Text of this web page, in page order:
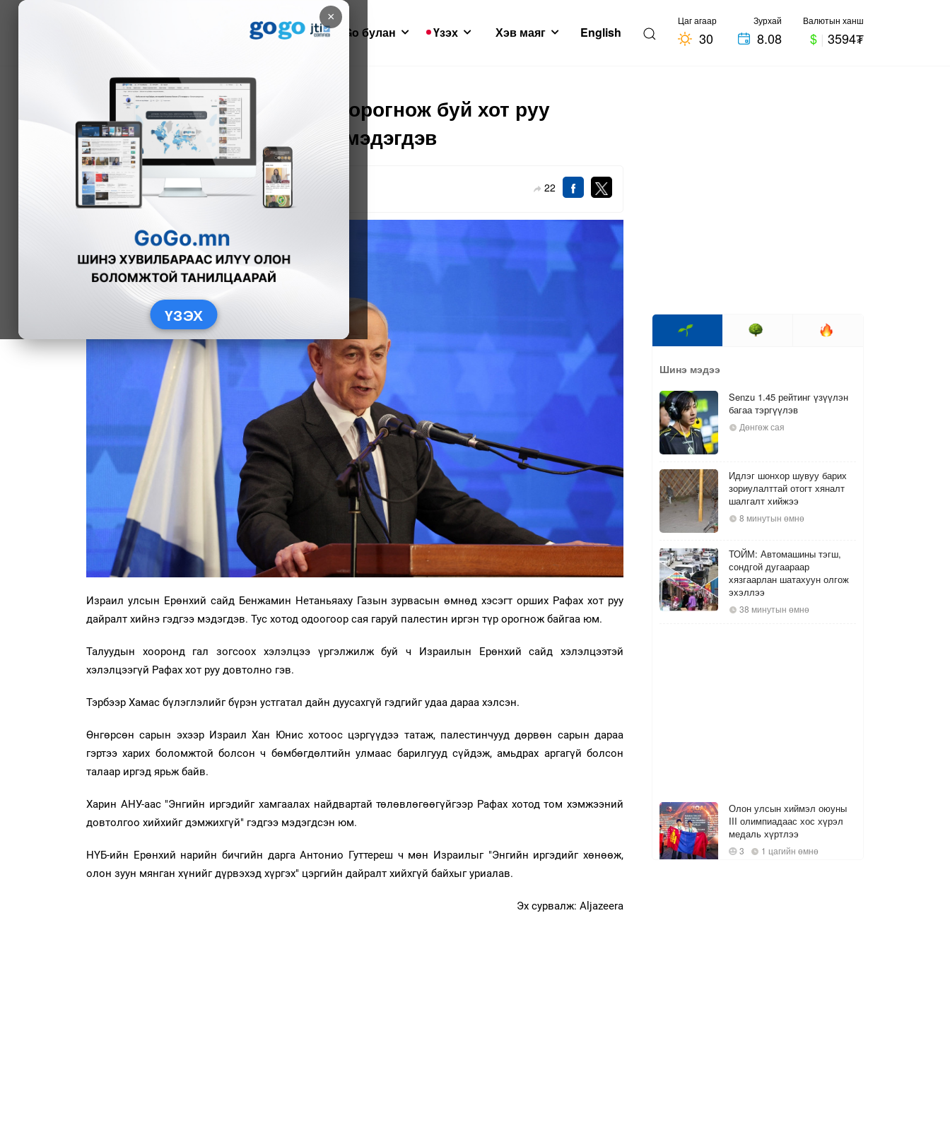
×
ҮЗЭХ
Мэдээ GoGo булан Үзэх Хэв маяг English
Цаг агаар
30
Зурхай
8.08
Валютын ханш
$ | 3594₮
Сая гаруй палестин иргэн орогнож буй хот руу
дайрахаа Израилын сайд мэдэгдэв
А.Номин Дэлхийд 2024-05-01 22
Израил улсын Ерөнхий сайд Бенжамин Нетаньяаху Газын зурвасын өмнөд хэсэгт орших Рафах хот руу
дайралт хийнэ гэдгээ мэдэгдэв. Тус хотод одоогоор сая гаруй палестин иргэн түр орогнож байгаа юм.
Талуудын хооронд гал зогсоох хэлэлцээ үргэлжилж буй ч Израилын Ерөнхий сайд хэлэлцээтэй
хэлэлцээгүй Рафах хот руу довтолно гэв.
Тэрбээр Хамас бүлэглэлийг бүрэн устгатал дайн дуусахгүй гэдгийг удаа дараа хэлсэн.
Өнгөрсөн сарын эхээр Израил Хан Юнис хотоос цэргүүдээ татаж, палестинчууд дөрвөн сарын дараа
гэртээ харих боломжтой болсон ч бөмбөгдөлтийн улмаас барилгууд сүйдэж, амьдрах аргагүй болсон
талаар иргэд ярьж байв.
Харин АНУ-аас "Энгийн иргэдийг хамгаалах найдвартай төлөвлөгөөгүйгээр Рафах хотод том хэмжээний
довтолгоо хийхийг дэмжихгүй" гэдгээ мэдэгдсэн юм.
НҮБ-ийн Ерөнхий нарийн бичгийн дарга Антонио Гуттереш ч мөн Израилыг "Энгийн иргэдийг хөнөөж,
олон зуун мянган хүнийг дүрвэхэд хүргэх" цэргийн дайралт хийхгүй байхыг уриалав.
Эх сурвалж: Aljazeera
Шинэ мэдээ
Senzu 1.45 рейтинг үзүүлэн
багаа тэргүүлэв
Дөнгөж сая
Идлэг шонхор шувуу барих
зориулалттай отогт хяналт
шалгалт хийжээ
8 минутын өмнө
ТОЙМ: Автомашины тэгш,
сондгой дугаараар
хязгаарлан шатахуун олгож
эхэллээ
38 минутын өмнө
Олон улсын хиймэл оюуны
III олимпиадаас хос хүрэл
медаль хүртлээ
3 1 цагийн өмнө